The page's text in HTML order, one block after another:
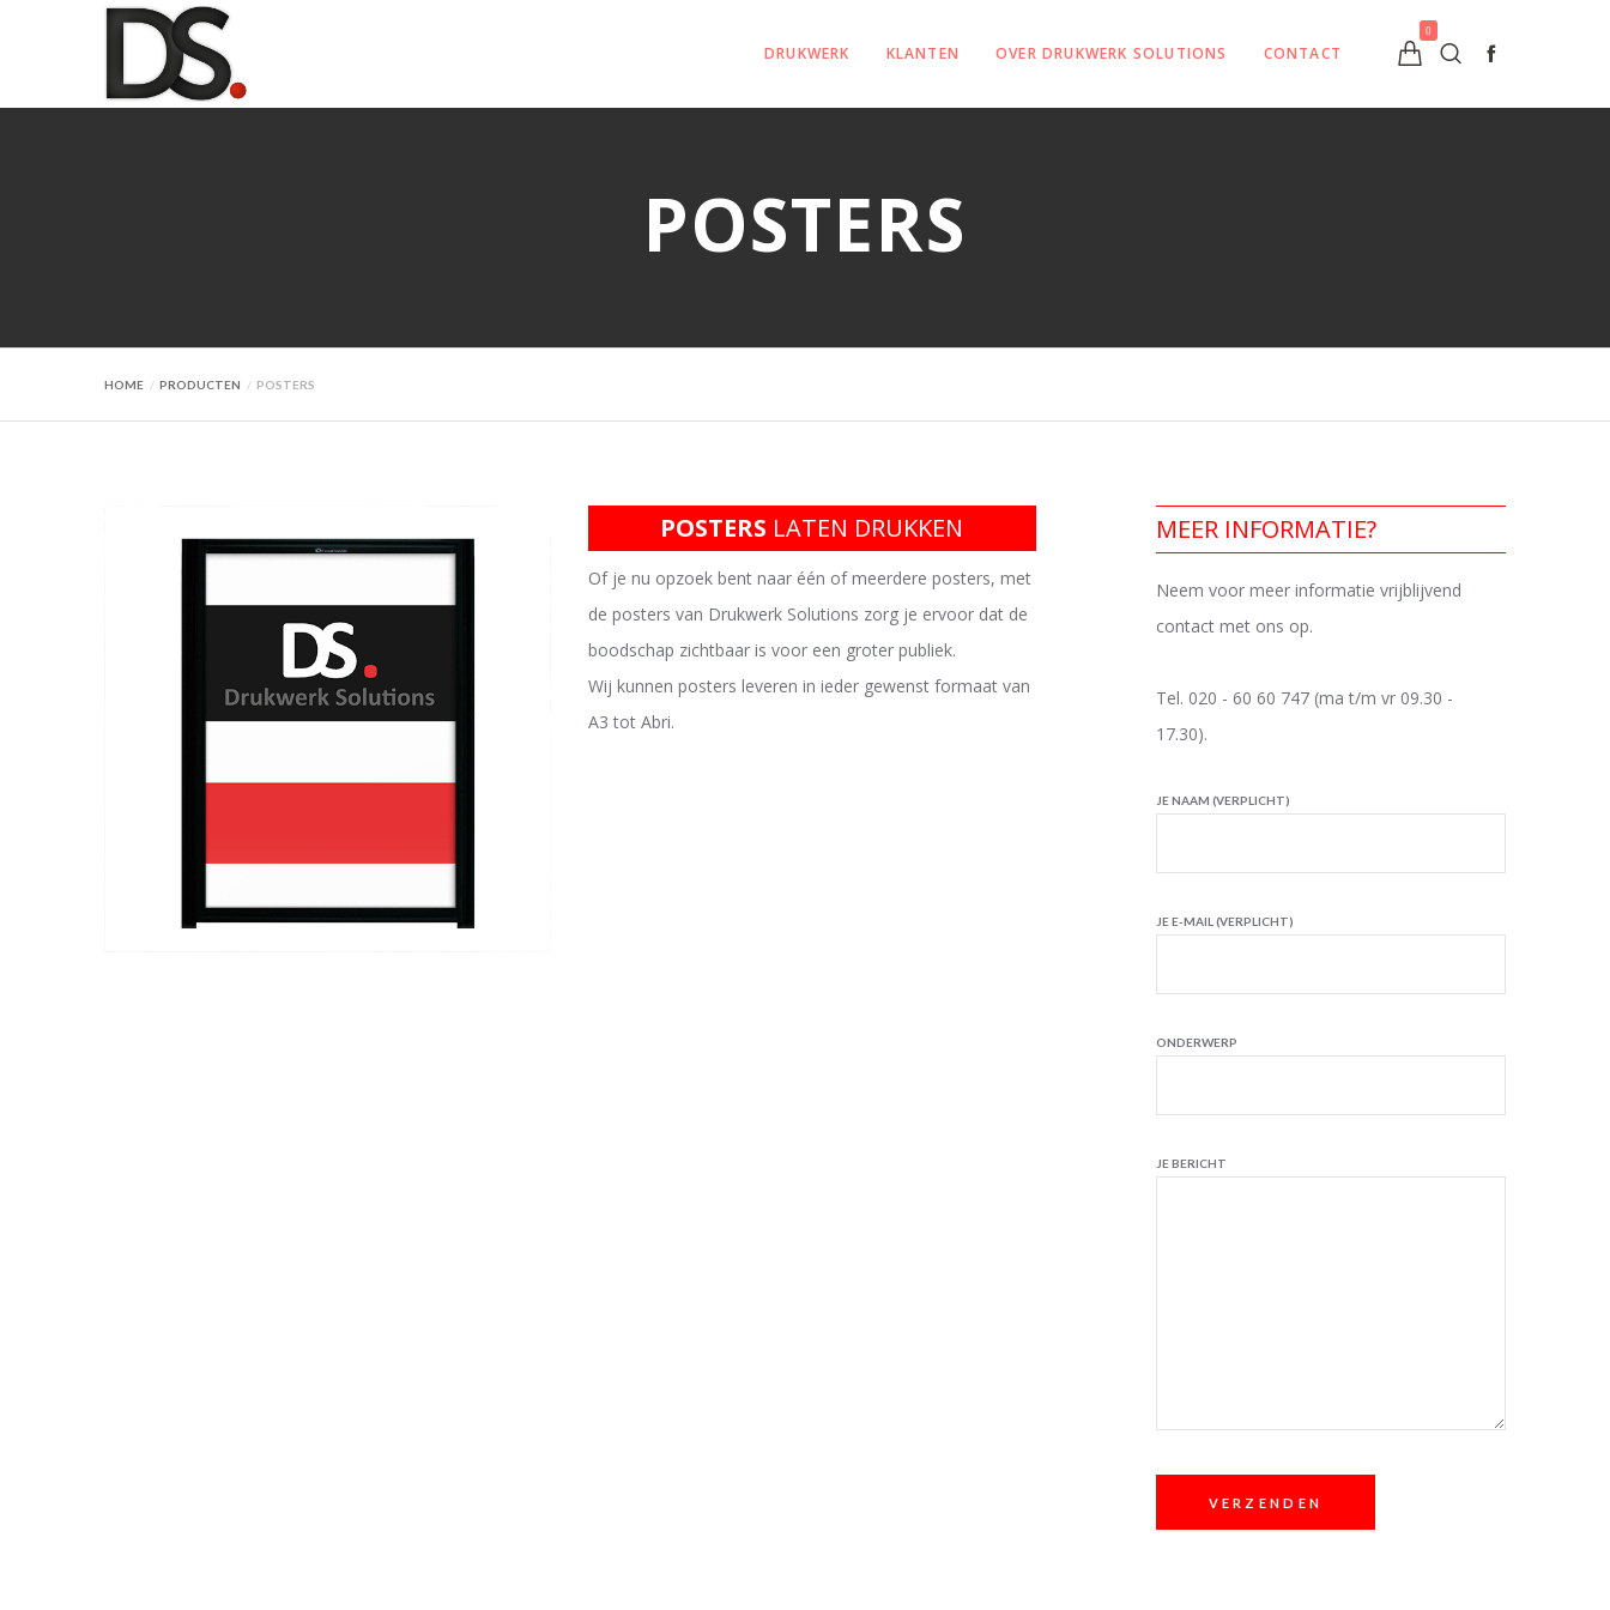
0
DRUKWERK KLANTEN OVER DRUKWERK SOLUTIONS CONTACT
POSTERS
HOME PRODUCTEN POSTERS
POSTERS LATEN DRUKKEN
Of je nu opzoek bent naar één of meerdere posters, met
de posters van Drukwerk Solutions zorg je ervoor dat de
boodschap zichtbaar is voor een groter publiek.
Wij kunnen posters leveren in ieder gewenst formaat van
A3 tot Abri.
MEER INFORMATIE?
Neem voor meer informatie vrijblijvend
contact met ons op.
Tel. 020 - 60 60 747 (ma t/m vr 09.30 -
17.30).
JE NAAM (VERPLICHT)
JE E-MAIL (VERPLICHT)
ONDERWERP
JE BERICHT